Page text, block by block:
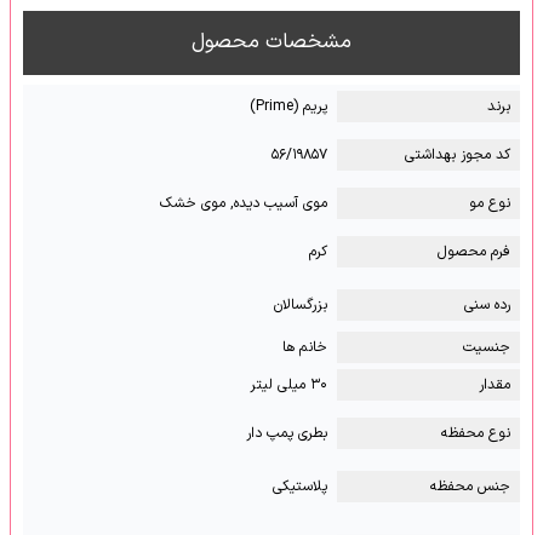
مشخصات محصول
برند پریم (Prime)
کد مجوز بهداشتی ۵۶/۱۹۸۵۷
نوع مو موی آسیب دیده, موی خشک
فرم محصول کرم
رده سنی
بزرگسالان
جنسیت
خانم ها
مقدار
۳۰ میلی لیتر
نوع محفظه بطری پمپ دار
جنس محفظه پلاستیکی